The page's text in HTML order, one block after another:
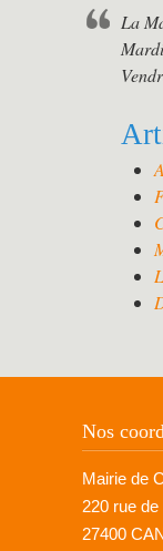
La
Nos
Mairie de
220 rue de
27400